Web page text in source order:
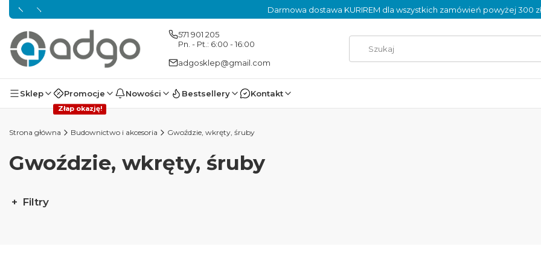
Darmowa dostawa KURIREM dla wszystkich zamówień powyżej 300
571 901 205
Pn. - Pt.: 6:00 - 16:00
adgosklep@gmail.com
Sklep Promocje
Złap okazję!
Nowości Bestsellery Kontakt
Strona główna Budownictwo i akcesoria Gwoździe, wkręty, śruby
Gwoździe, wkręty, śruby
Filtry